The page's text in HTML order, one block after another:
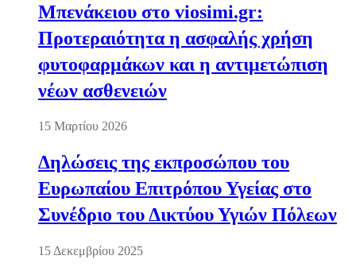
Μπενάκειου στο viosimi.gr:
Προτεραιότητα η ασφαλής χρήση
φυτοφαρμάκων και η αντιμετώπιση
νέων ασθενειών
15 Μαρτίου 2026
Δηλώσεις της εκπροσώπου του
Ευρωπαίου Επιτρόπου Υγείας στο
Συνέδριο του Δικτύου Υγιών Πόλεων
15 Δεκεμβρίου 2025